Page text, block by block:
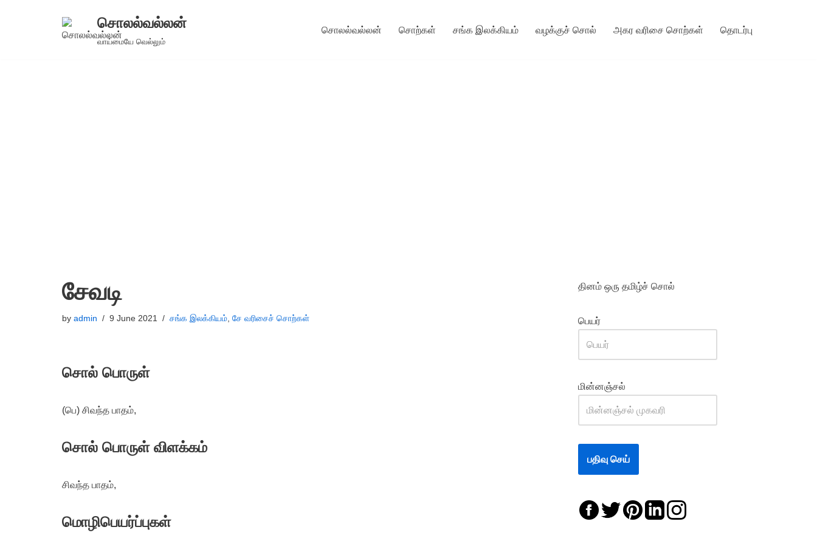
சொலல்வல்லன்
வாய்மையே வெல்லும்
சொலல்வல்லன் சொற்கள் சங்க இலக்கியம் வழக்குச் சொல் அகர வரிசை சொற்கள் தொடர்பு
சேவடி
by admin 9 June 2021 சங்க இலக்கியம் சே வரிசைச் சொற்கள்
சொல் பொருள்
(பெ) சிவந்த பாதம்,
சொல் பொருள் விளக்கம்
சிவந்த பாதம்,
மொழிபெயர்ப்புகள்
தினம் ஒரு தமிழ்ச் சொல்
பெயர்
மின்னஞ்சல்